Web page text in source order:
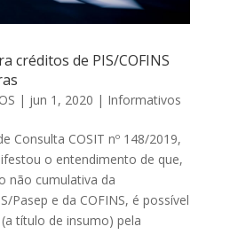
créditos de PIS/COFINS
| jun 1, 2020 | Informativos
Consulta COSIT nº 148/2019,
o entendimento de que,
não cumulativa da
Pasep e da COFINS, é possível
título de insumo) pela